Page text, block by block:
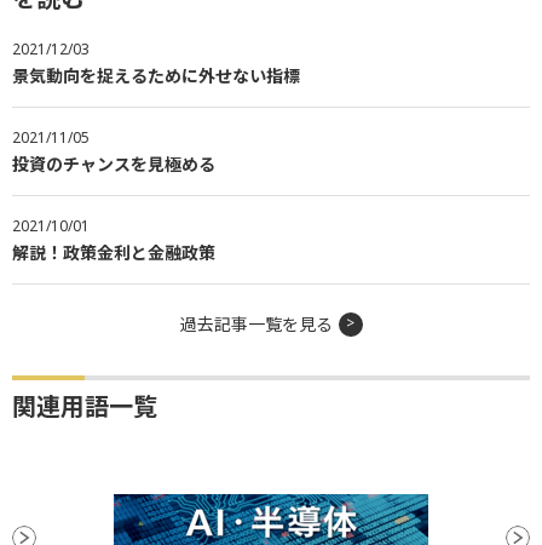
2021/12/03
景気動向を捉えるために外せない指標
2021/11/05
投資のチャンスを見極める
2021/10/01
解説！政策金利と金融政策
過去記事一覧を見る
関連用語一覧